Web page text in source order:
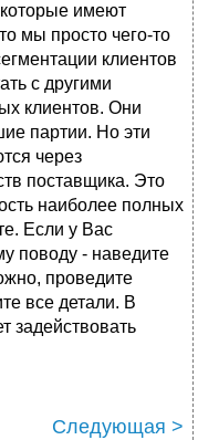
имеют
мы просто чего-то
клиентов
с другими
клиентов. Они
партии. Но эти
через
поставщика. Это
наиболее полных
Если у Вас
поводу - наведите
проведите
все детали. В
задействовать
Следующая >